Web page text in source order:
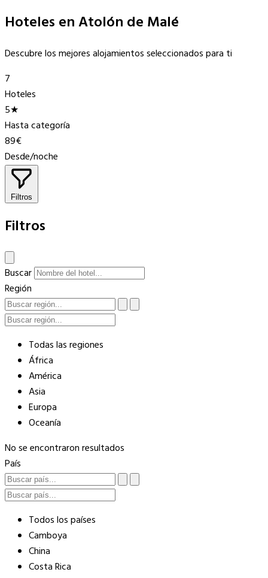
Hoteles en Atolón de Malé
Descubre los mejores alojamientos seleccionados para ti
7
Hoteles
5★
Hasta categoría
89€
Desde/noche
Filtros
Filtros
Buscar
Región
Todas las regiones
África
América
Asia
Europa
Oceanía
No se encontraron resultados
País
Todos los países
Camboya
China
Costa Rica